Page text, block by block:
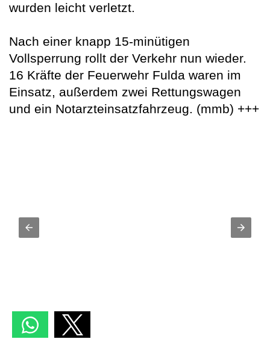
wurden leicht verletzt.
Nach einer knapp 15-minütigen
Vollsperrung rollt der Verkehr nun wieder.
16 Kräfte der Feuerwehr Fulda waren im
Einsatz, außerdem zwei Rettungswagen
und ein Notarzteinsatzfahrzeug. (mmb) +++